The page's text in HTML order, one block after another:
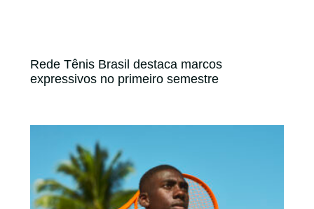
Rede Tênis Brasil destaca marcos
expressivos no primeiro semestre